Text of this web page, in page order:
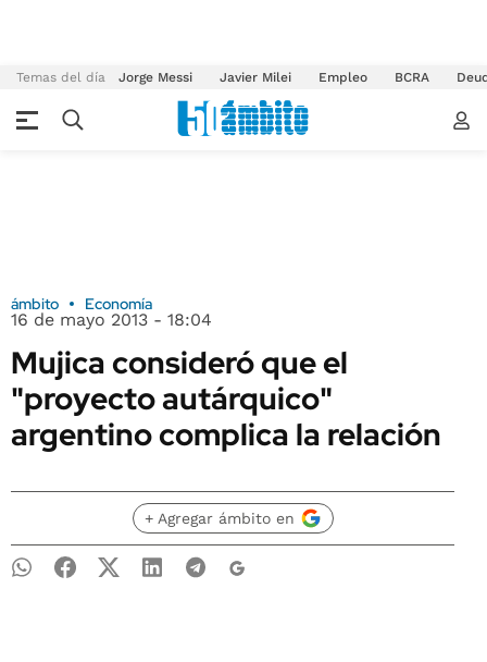
Temas del día Jorge Messi Javier Milei Empleo BCRA
ámbito Economía
16 de mayo 2013 - 18:04
Mujica consideró que el
"proyecto autárquico"
argentino complica la relación
+ Agregar ámbito en